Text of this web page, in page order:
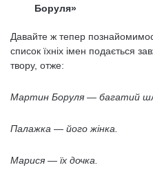
Боруля»
Давайте ж тепер
список їхніх імен подається
твору, отже:
Мартин Боруля — багатий
Палажка — його жінка.
Марися — їх дочка.